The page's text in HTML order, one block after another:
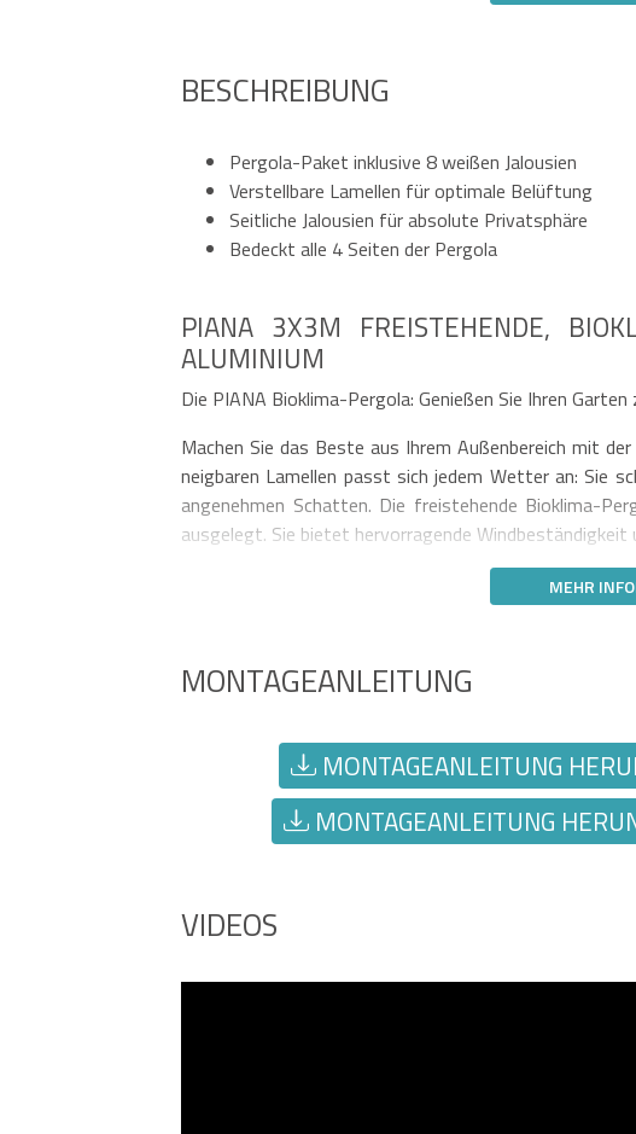
BESCHREIBUNG
Pergola-Paket inklusive 8 weißen Jalousien
Verstellbare Lamellen für optimale Belüftung
Seitliche Jalousien für absolute Privatsphäre
Bedeckt alle 4 Seiten der Pergola
PIANA 3X3M FREISTEHENDE,
LUMINIUM
Die PIANA Bioklima-Pergola: Genießen Sie Ihren Garten
Machen Sie das Beste aus Ihrem Außenbereich mit
neigbaren Lamellen passt sich jedem Wetter an: Sie
angenehmen Schatten. Die freistehende Bioklima-
ausgelegt. Sie bietet hervorragende
MEHR
MONTAGEANLEITUNG
MONTAGEANLEITUNG
MONTAGEANLEITUNG
VIDEOS